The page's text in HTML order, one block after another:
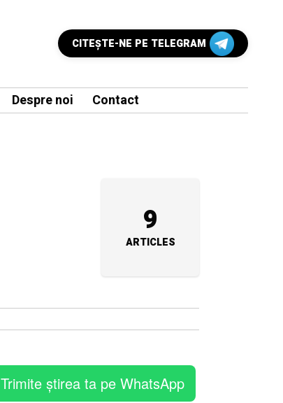
CITEŞTE-NE PE TELEGRAM
Despre noi Contact
9
ARTICLES
Trimite știrea ta pe WhatsApp